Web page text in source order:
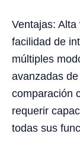
Ventajas:
facilidad de
múltiples
avanzadas
comparación
requerir
todas sus